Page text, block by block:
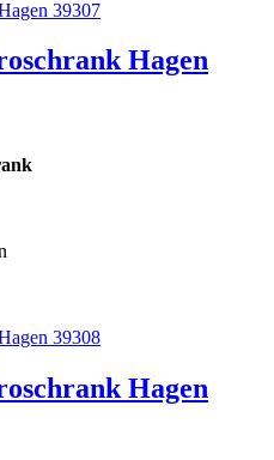
Hagen
Hagen